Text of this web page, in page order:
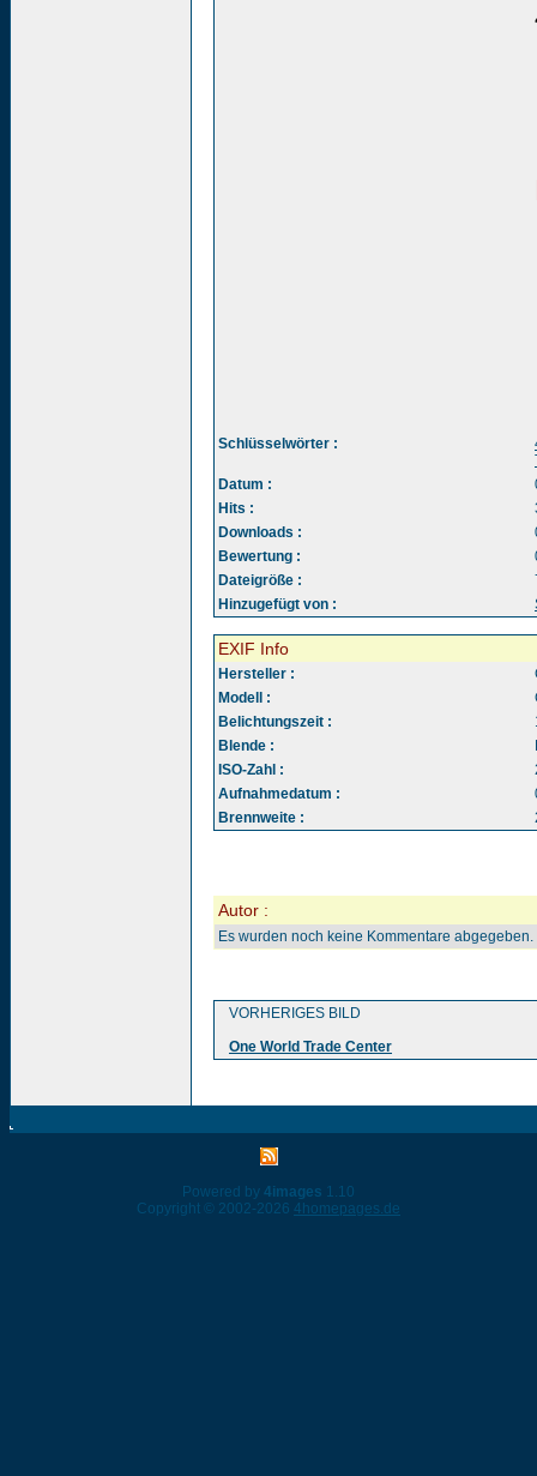
Schlüsselwörter :
Datum :
Hits :
Downloads :
Bewertung :
Dateigröße :
Hinzugefügt von :
EXIF Info
Hersteller :
Modell :
Belichtungszeit :
Blende :
ISO-Zahl :
Aufnahmedatum :
Brennweite :
Autor :
Es wurden noch keine Kommentare abgegeben.
VORHERIGES BILD
One World Trade Center
Powered by 4images 1.10
Copyright © 2002-2026 4homepages.de